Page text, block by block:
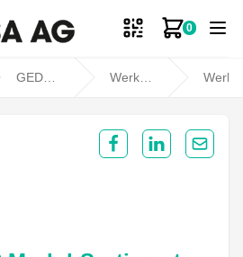
0
Zum
Share on Facebook
Share onShare